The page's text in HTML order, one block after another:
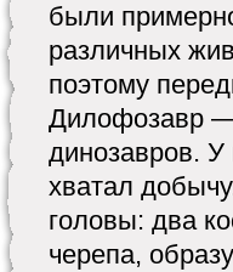
были
различных
поэтому
Дилофозавр —
динозавров.
хватал
головы: два
черепа,